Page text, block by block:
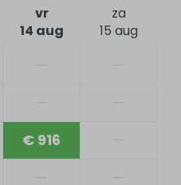
vr
14 aug
za
15 aug
€ 916